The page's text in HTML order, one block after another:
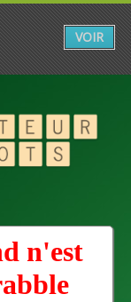
n'est
VOIR